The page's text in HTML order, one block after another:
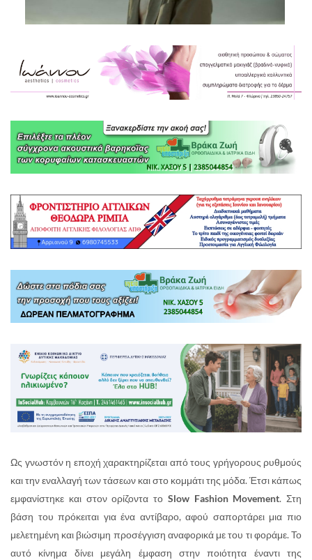
Ως γνωστόν η εποχή χαρακτηρίζεται από τους γρήγορους ρυθμούς
και την εναλλαγή των τάσεων και στο κομμάτι της μόδα. Έτσι κάπως
εμφανίστηκε και στον ορίζοντα το Slow Fashion Movement. Στη
βάση του πρόκειται για ένα αντίβαρο, αφού σαπορτάρει μια πιο
μελετημένη και βιώσιμη προσέγγιση αναφορικά με του τι φοράμε. Το
αυτό κίνημα δίνει μεγάλη έμφαση στην ποιότητα έναντι της